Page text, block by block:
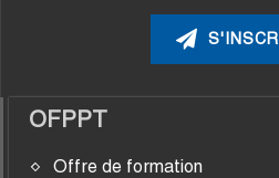
OFPPT
Offre de formation